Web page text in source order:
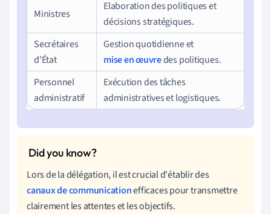
Ministres
Elaboration des politiques et
décisions stratégiques.
Secrétaires
d'État
Gestion quotidienne et
mise en œuvredes politiques.
Personnel
administratif
Exécution des tâches
administratives et logistiques.
Lors de la délégation, il est crucial d'établir des
canaux de communicationefficaces pour transmettre
clairement les attentes et les objectifs.